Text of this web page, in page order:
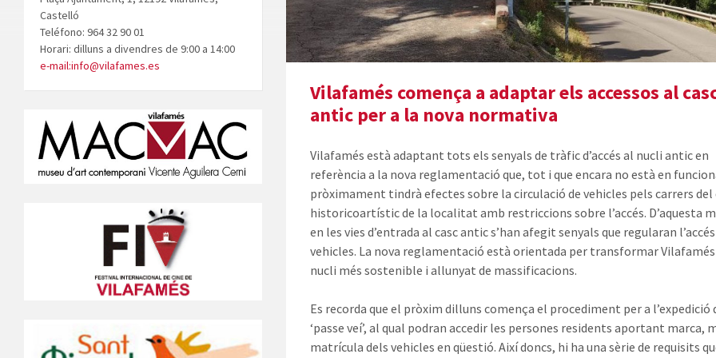
Vilafamés comença a adaptar els accessos al
antic per a la nova normativa
Vilafamés està adaptant tots els senyals de tràfic d’accés al nucli antic en
referència a la nova reglamentació que, tot i que encara no està en
pròximament tindrà efectes sobre la circulació de vehicles pels carrers
historicoartístic de la localitat amb restriccions sobre l’accés. D’aquesta
en les vies d’entrada al casc antic s’han afegit senyals que regularan
vehicles. La nova reglamentació està orientada per transformar Vilafamés
nucli més sostenible i allunyat de massificacions.
Es recorda que el pròxim dilluns comença el procediment per a l’expedició
‘passe veí’, al qual podran accedir les persones residents aportant marca,
matrícula dels vehicles en qüestió. Així doncs, hi ha una sèrie de requisits
Castelló
Teléfono: 964 32 90 01
Horari: dilluns a divendres de 9:00 a 14:00
e-mail:info@vilafames.es